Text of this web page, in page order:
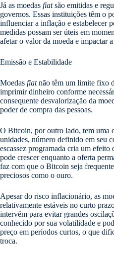
Já as moedas fiatsão emitidas e
governos. Essas instituições têm o
influenciar a inflação e estabelecer
medidas possam ser úteis em
afetar o valor da moeda e impactar
Emissão e Estabilidade
Moedas fiatnão têm um limite fixo
imprimir dinheiro conforme
consequente desvalorização da
poder de compra das pessoas.
O Bitcoin, por outro lado, tem uma
unidades, número definido em seu
escassez programada cria um
pode crescer enquanto a oferta
faz com que o Bitcoin seja
preciosos como o ouro.
Apesar do risco inflacionário, as
relativamente estáveis no curto
intervêm para evitar grandes
conhecido por sua volatilidade e
preço em períodos curtos, o que
troca.